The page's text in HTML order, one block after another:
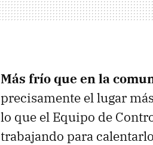
Más frío que en la
precisamente el lugar
lo que el Equipo de
trabajando para